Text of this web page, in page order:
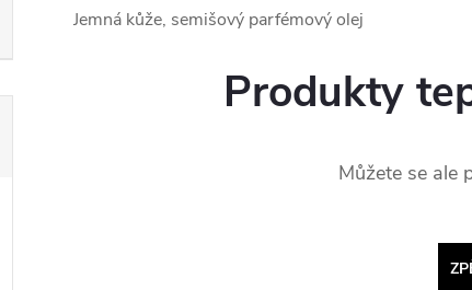
Jemná kůže, semišový parfémový olej
Produkty
Můžete se ale